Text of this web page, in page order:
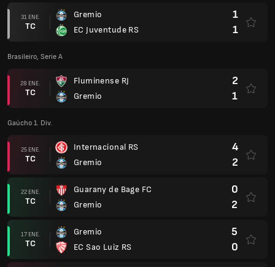
31 ENE.
TC
Gremio
EC Juventude RS
1
1
Brasileiro, Serie A
28 ENE.
TC
Fluminense RJ
Gremio
2
1
Gaúcho 1. Div.
25 ENE.
TC
Internacional RS
Gremio
4
2
22 ENE.
TC
Guarany de Bage FC
Gremio
0
2
17 ENE.
TC
Gremio
EC Sao Luiz RS
5
0